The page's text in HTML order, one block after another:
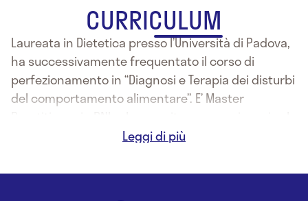
CURRICULUM
Laureata in Dietetica presso l’Università di Padova,
ha successivamente frequentato il corso di
perfezionamento in “Diagnosi e Terapia dei disturbi
del comportamento alimentare”. E’ Master
counselling e la comunicazione in ambito sanitario.
dietista, nell’ambito di studi medici privati ed è